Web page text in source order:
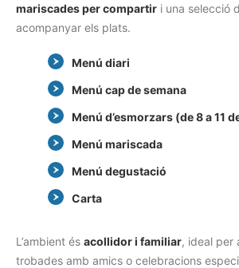
mariscades per compartir i una selecció
acompanyar els plats.
Menú diari
Menú cap de semana
Menú d’esmorzars (de 8 a 11
Menú mariscada
Menú degustació
Carta
L’ambient és acollidor i familiar, ideal per
trobades amb amics o celebracions